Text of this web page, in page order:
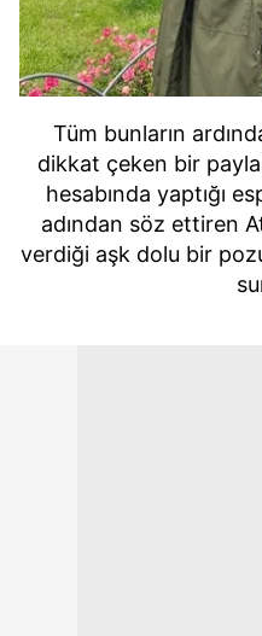
Tüm bunların
dikkat çeken bir
hesabında yaptığı
adından söz ettiren
verdiği aşk dolu bir